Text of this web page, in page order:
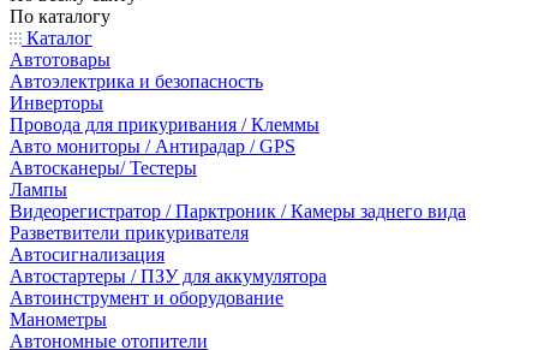
По каталогу
Каталог
Автотовары
Автоэлектрика и безопасность
Инверторы
Провода для прикуривания / Клеммы
Авто мониторы / Антирадар / GPS
Автосканеры/ Тестеры
Лампы
Видеорегистратор / Парктроник / Камеры заднего вида
Разветвители прикуривателя
Автосигнализация
Автостартеры / ПЗУ для аккумулятора
Автоинструмент и оборудование
Манометры
Автономные отопители